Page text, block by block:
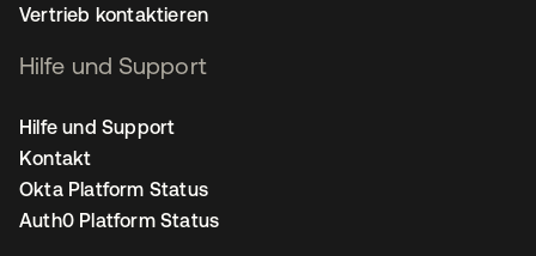
Vertrieb kontaktieren
Hilfe und Support
Hilfe und Support
Kontakt
Okta Platform Status
Auth0 Platform Status